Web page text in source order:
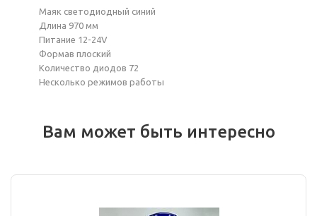
Маяк светодиодный синий
Длина 970 мм
Питание 12-24V
Формав плоский
Количество диодов 72
Несколько режимов работы
Вам может быть интересно